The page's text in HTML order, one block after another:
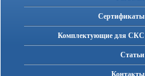
Cертификаты
Комплектующие для СКС
Статьи
Контакты